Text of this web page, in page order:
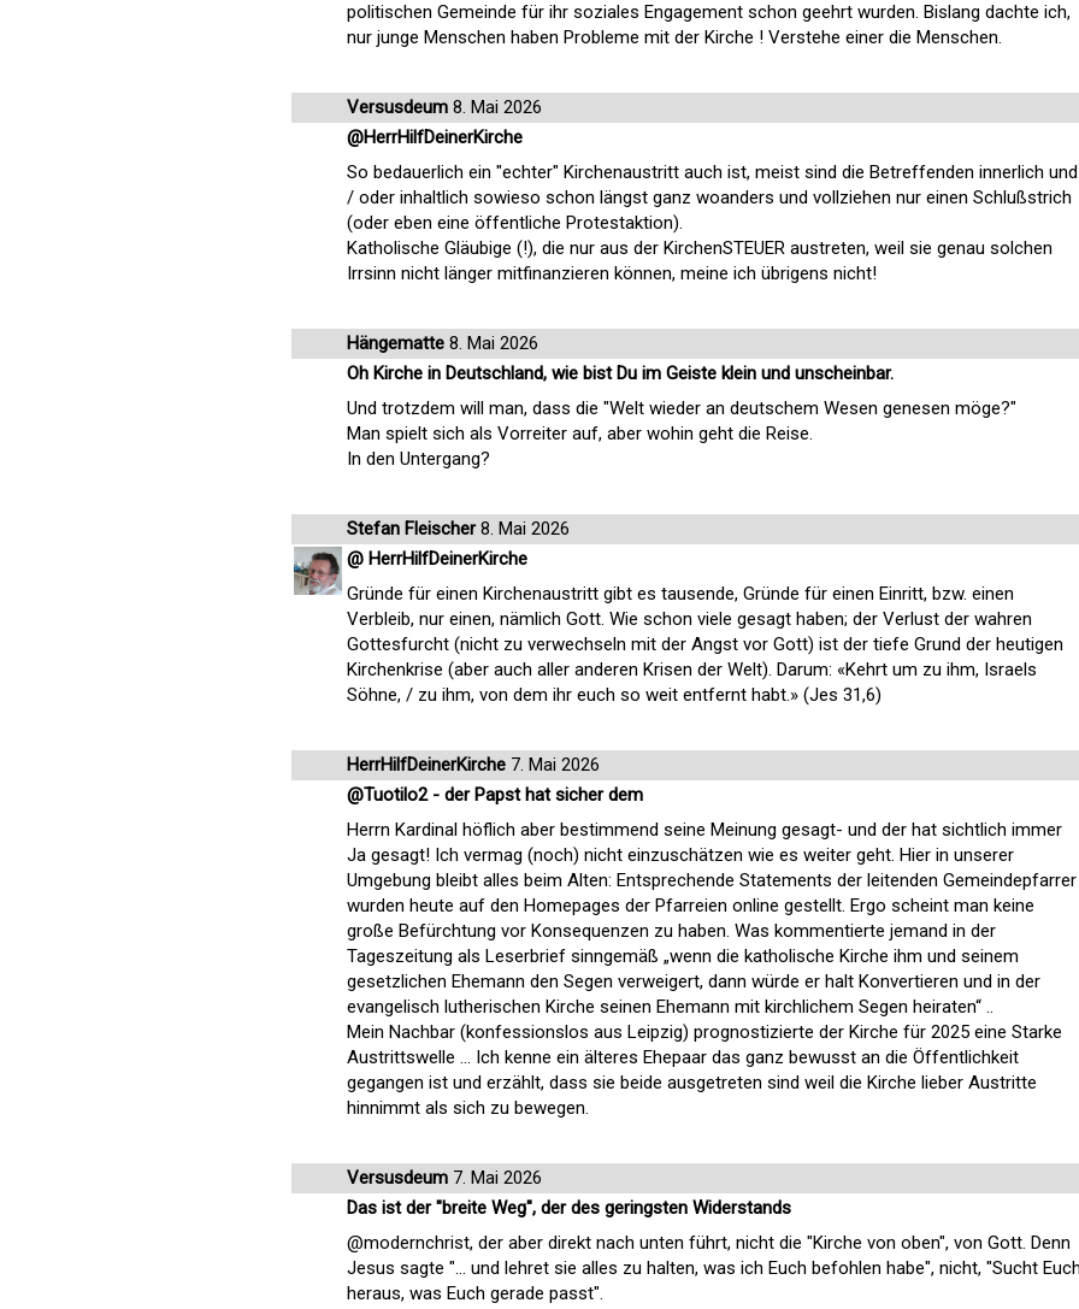
politischen Gemeinde für ihr soziales Engagement schon geehrt wurden. Bislang dachte ich,
nur junge Menschen haben Probleme mit der Kirche ! Verstehe einer die Menschen.
Versusdeum 8. Mai 2026
@HerrHilfDeinerKirche
So bedauerlich ein "echter" Kirchenaustritt auch ist, meist sind die Betreffenden innerlich und
/ oder inhaltlich sowieso schon längst ganz woanders und vollziehen nur einen Schlußstrich
(oder eben eine öffentliche Protestaktion).
Katholische Gläubige (!), die nur aus der KirchenSTEUER austreten, weil sie genau solchen
Irrsinn nicht länger mitfinanzieren können, meine ich übrigens nicht!
Hängematte 8. Mai 2026
Oh Kirche in Deutschland, wie bist Du im Geiste klein und unscheinbar.
Und trotzdem will man, dass die "Welt wieder an deutschem Wesen genesen möge?"
Man spielt sich als Vorreiter auf, aber wohin geht die Reise.
In den Untergang?
Stefan Fleischer8. Mai 2026
@ HerrHilfDeinerKirche
Gründe für einen Kirchenaustritt gibt es tausende, Gründe für einen Einritt, bzw. einen
Verbleib, nur einen, nämlich Gott. Wie schon viele gesagt haben; der Verlust der wahren
Gottesfurcht (nicht zu verwechseln mit der Angst vor Gott) ist der tiefe Grund der heutigen
Kirchenkrise (aber auch aller anderen Krisen der Welt). Darum: «Kehrt um zu ihm, Israels
Söhne, / zu ihm, von dem ihr euch so weit entfernt habt.» (Jes 31,6)
HerrHilfDeinerKirche 7. Mai 2026
@Tuotilo2 - der Papst hat sicher dem
Herrn Kardinal höflich aber bestimmend seine Meinung gesagt- und der hat sichtlich immer
Ja gesagt! Ich vermag (noch) nicht einzuschätzen wie es weiter geht. Hier in unserer
Umgebung bleibt alles beim Alten: Entsprechende Statements der leitenden Gemeindepfarrer
wurden heute auf den Homepages der Pfarreien online gestellt. Ergo scheint man keine
große Befürchtung vor Konsequenzen zu haben. Was kommentierte jemand in der
Tageszeitung als Leserbrief sinngemäß „wenn die katholische Kirche ihm und seinem
gesetzlichen Ehemann den Segen verweigert, dann würde er halt Konvertieren und in der
evangelisch lutherischen Kirche seinen Ehemann mit kirchlichem Segen heiraten“ ..
Mein Nachbar (konfessionslos aus Leipzig) prognostizierte der Kirche für 2025 eine Starke
Austrittswelle … Ich kenne ein älteres Ehepaar das ganz bewusst an die Öffentlichkeit
gegangen ist und erzählt, dass sie beide ausgetreten sind weil die Kirche lieber Austritte
hinnimmt als sich zu bewegen.
Versusdeum 7. Mai 2026
Das ist der "breite Weg", der des geringsten Widerstands
@modernchrist, der aber direkt nach unten führt, nicht die "Kirche von oben", von Gott. Denn
Jesus sagte "... und lehret sie alles zu halten, was ich Euch befohlen habe", nicht, "Sucht
heraus, was Euch gerade passt".